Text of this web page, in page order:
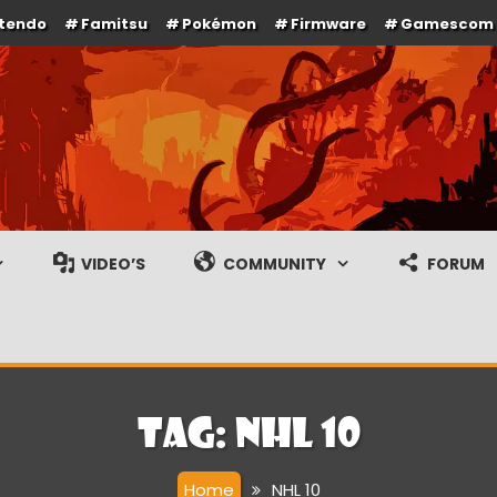
Famitsu Pokémon Firmware Gamescom
gameplay streams
VIDEO’S COMMUNITY FORUM
Tag: NHL 10
Home NHL 10